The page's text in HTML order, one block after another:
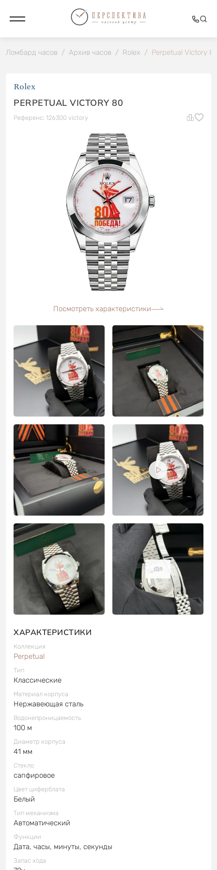
Ломбард часов / Архив часов / Rolex / Perpetual Victory
Rolex
PERPETUAL VICTORY 80
Референс: 126300 victory
Посмотреть характеристики
5
ХАРАКТЕРИСТИКИ
Коллекция
Perpetual
Тип
Классические
Материал корпуса
Нержавеющая сталь
Водонепроницаемость
100 м
Диаметр корпуса
41 мм
Стекло
сапфировое
Цвет циферблата
Белый
Тип механизма
Автоматический
Функции
Дата, часы, минуты, секунды
Запас хода